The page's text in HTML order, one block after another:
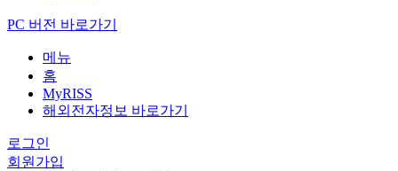
PC 버전 바로가기
메뉴
홈
MyRISS
해외전자정보 바로가기
로그인
회원가입